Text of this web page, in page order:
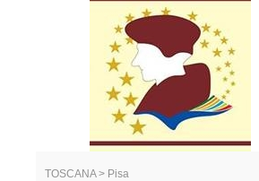
TOSCANA > Pisa